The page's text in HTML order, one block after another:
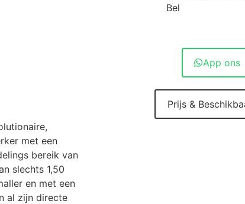
met een
bereik van
slechts 1,50
en met een
al zijn directe
Bel
App ons
Prijs &